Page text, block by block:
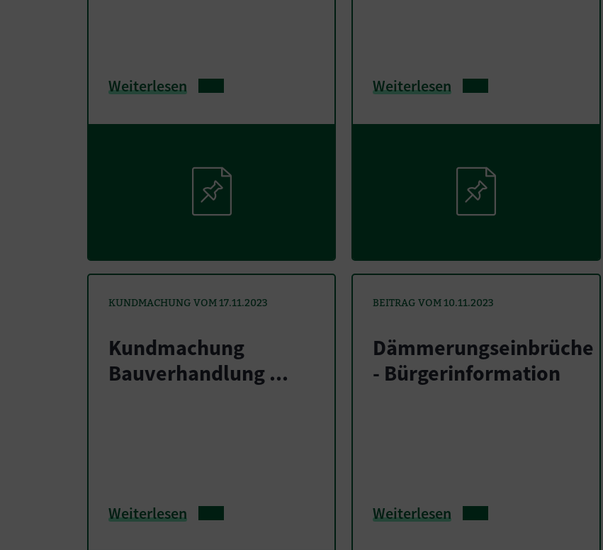
Weiterlesen Weiterlesen
KUNDMACHUNG VOM 17.11.2023
Kundmachung
Bauverhandlung ...
Weiterlesen
BEITRAG VOM 10.11.2023
Dämmerungseinbrüche
- Bürgerinformation
Weiterlesen